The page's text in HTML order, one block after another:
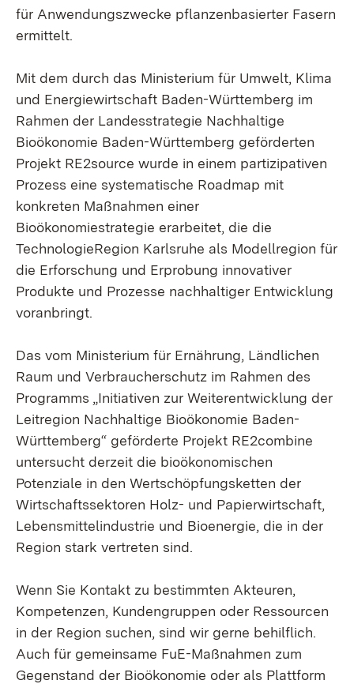
für Anwendungszwecke pflanzenbasierter Fasern
ermittelt.
Mit dem durch das Ministerium für Umwelt, Klima
und Energiewirtschaft Baden-Württemberg im
Rahmen der Landesstrategie Nachhaltige
Bioökonomie Baden-Württemberg geförderten
Projekt RE2source wurde in einem partizipativen
Prozess eine systematische Roadmap mit
konkreten Maßnahmen einer
Bioökonomiestrategie erarbeitet, die die
TechnologieRegion Karlsruhe als Modellregion für
die Erforschung und Erprobung innovativer
Produkte und Prozesse nachhaltiger Entwicklung
voranbringt.
Das vom Ministerium für Ernährung, Ländlichen
Raum und Verbraucherschutz im Rahmen des
Programms „Initiativen zur Weiterentwicklung der
Leitregion Nachhaltige Bioökonomie Baden-
Württemberg“ geförderte Projekt RE2combine
untersucht derzeit die bioökonomischen
Potenziale in den Wertschöpfungsketten der
Wirtschaftssektoren Holz- und Papierwirtschaft,
Lebensmittelindustrie und Bioenergie, die in der
Region stark vertreten sind.
Wenn Sie Kontakt zu bestimmten Akteuren,
Kompetenzen, Kundengruppen oder Ressourcen
in der Region suchen, sind wir gerne behilflich.
Auch für gemeinsame FuE-Maßnahmen zum
Gegenstand der Bioökonomie oder als Plattform